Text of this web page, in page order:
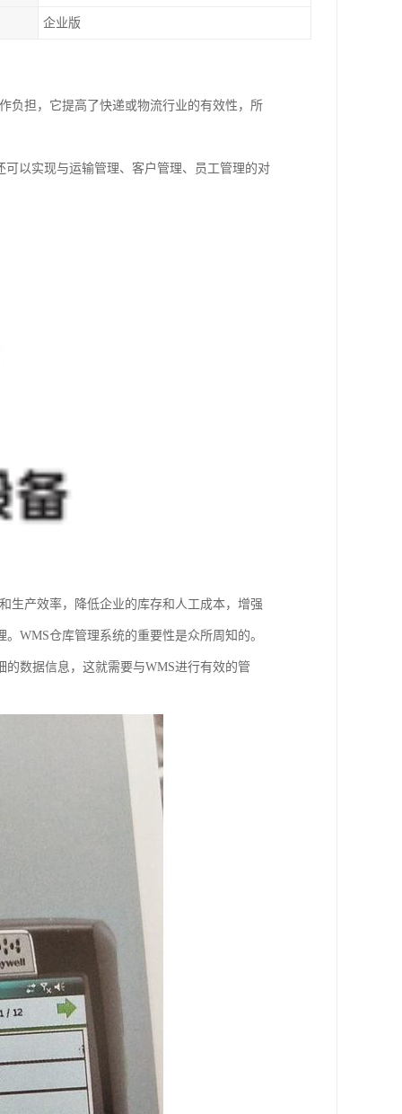
企业版
负担，它提高了快递或物流行业的有效性，所
以实现与运输管理、客户管理、员工管理的对
生产效率，降低企业的库存和人工成本，增强
WMS仓库管理系统的重要性是众所周知的。
数据信息，这就需要与WMS进行有效的管